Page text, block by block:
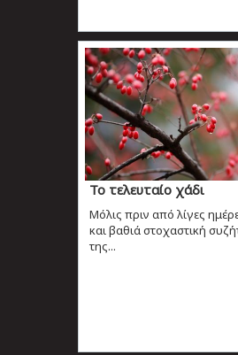
Το τελευταίο χάδι
Μόλις πριν από λίγες
και βαθιά στοχαστική
της...